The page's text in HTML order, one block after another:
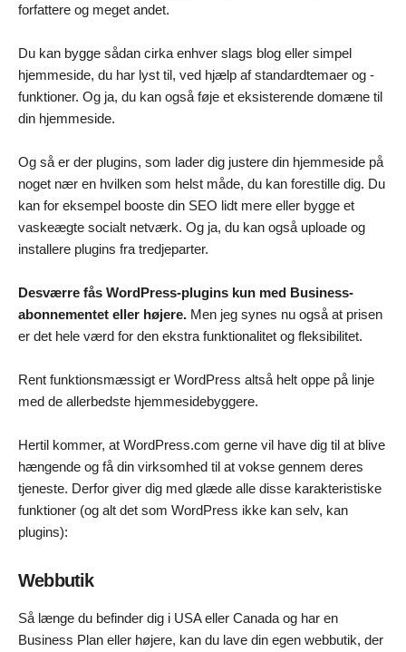
forfattere og meget andet.
Du kan bygge sådan cirka enhver slags blog eller simpel
hjemmeside, du har lyst til, ved hjælp af standardtemaer og -
funktioner. Og ja, du kan også føje et eksisterende domæne til
din hjemmeside.
Og så er der plugins, som lader dig justere din hjemmeside på
noget nær en hvilken som helst måde, du kan forestille dig. Du
kan for eksempel booste din SEO lidt mere eller bygge et
vaskeægte socialt netværk. Og ja, du kan også uploade og
installere plugins fra tredjeparter.
Desværre fås WordPress-plugins kun med Business-
abonnementet eller højere. Men jeg synes nu også at prisen
er det hele værd for den ekstra funktionalitet og fleksibilitet.
Rent funktionsmæssigt er WordPress altså helt oppe på linje
med de allerbedste hjemmesidebyggere.
Hertil kommer, at WordPress.com gerne vil have dig til at blive
hængende og få din virksomhed til at vokse gennem deres
tjeneste. Derfor giver dig med glæde alle disse karakteristiske
funktioner (og alt det som WordPress ikke kan selv, kan
plugins):
Webbutik
Så længe du befinder dig i USA eller Canada og har en
Business Plan eller højere, kan du lave din egen webbutik, der